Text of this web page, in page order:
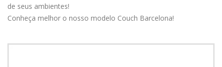
de seus ambientes!
Conheça melhor o nosso modelo Couch Barcelona!